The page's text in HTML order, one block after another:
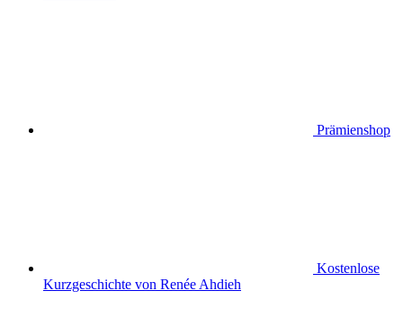
Prämienshop
Kostenlose
Kurzgeschichte von Renée Ahdieh